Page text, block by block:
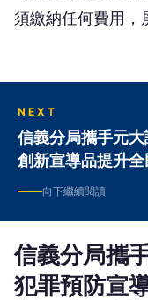
須繳納任何費用，
NEXT
信義分局攜手元
創新宣導品提升
向下繼續閱讀
信義分局攜
犯罪預防宣